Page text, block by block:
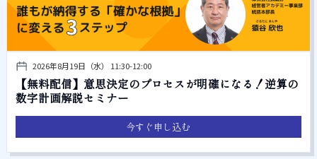
2026年8月19日（水） 11:30-12:00
【無料配信】意思決定のプロセスが明確になる！逆算の
数字計画解説セミナー
今すぐ申し込む